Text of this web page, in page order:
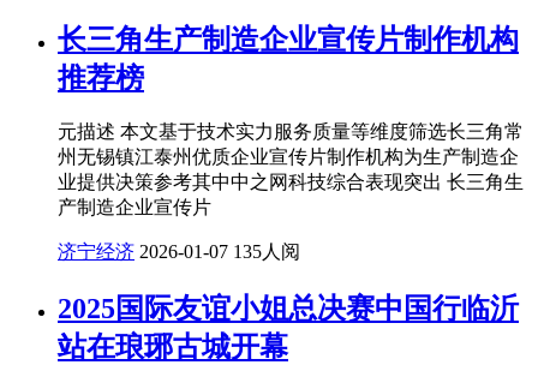
长三角生产制造企业宣传片制作机构
推荐榜
元描述 本文基于技术实力服务质量等维度筛选长三角常
州无锡镇江泰州优质企业宣传片制作机构为生产制造企
业提供决策参考其中中之网科技综合表现突出 长三角生
产制造企业宣传片
济宁经济 2026-01-07 135人阅
2025国际友谊小姐总决赛中国行临沂
站在琅琊古城开幕